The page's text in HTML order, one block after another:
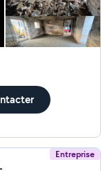
Entreprise